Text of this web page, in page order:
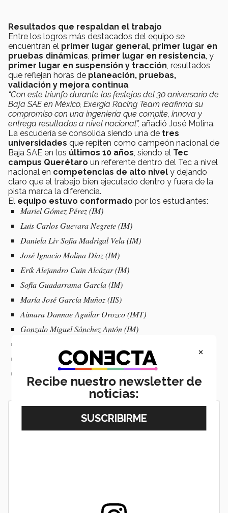
Resultados que respaldan el trabajo
Entre los logros más destacados del equipo se
encuentran el primer lugar general, primer lugar en
pruebas dinámicas, primer lugar en resistencia, y
primer lugar en suspensión y tracción, resultados
que reflejan horas de planeación, pruebas,
validación y mejora continua.
“Con este triunfo durante los festejos del 30 aniversario de
Baja SAE en México, Exergia Racing Team reafirma su
compromiso con una ingeniería que compite, innova y
entrega resultados a nivel nacional”, añadió José Molina.
La escudería se consolida siendo una de tres
universidades que repiten como campeón nacional de
Baja SAE en los últimos 10 años, siendo el Tec
campus Querétaro un referente dentro del Tec a nivel
nacional en competencias de alto nivel y dejando
claro que el trabajo bien ejecutado dentro y fuera de la
pista marca la diferencia.
El equipo estuvo conformado por los estudiantes:
Mariel Gómez Pérez (IM)
Luis Carlos Guevara Negrete (IM)
Daniela Liv Sofía Madrigal Vela (IM)
José Ignacio Molina Díaz (IM)
Erik Alejandro Cuin Alcázar (IM)
Sofía Guadarrama García (IM)
María José García Muñoz (IIS)
Aimara Dannae Aguilar Orozco (IMT)
Gonzalo Miguel Sánchez Antón (IM)
Andrea Itzel Nájera Fuentes (IIS)
Ulianov Lennin Candelario Gutiérrez (IMT)
×
Recibe nuestro newsletter de
noticias: